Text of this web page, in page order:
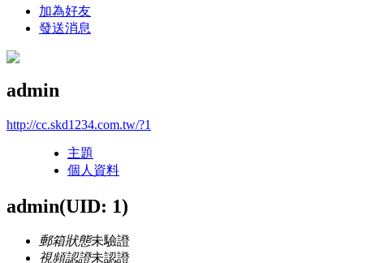
加為好友
發送消息
admin
http://cc.skd1234.com.tw/?1
主題
個人資料
admin(UID: 1)
郵箱狀態未驗證
視頻認證未認證